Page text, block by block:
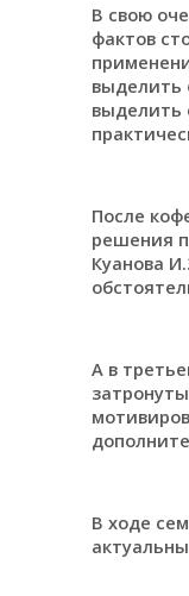
В свою
фактов
выделить
выделить
После
решения
Куанова
А в
В ходе